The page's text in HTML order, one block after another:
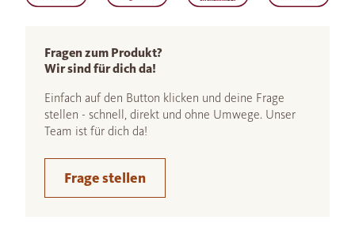
Fragen zum Produkt?
Wir sind für dich da!
Einfach auf den Button klicken und deine Frage
stellen - schnell, direkt und ohne Umwege. Unser
Team ist für dich da!
Frage stellen